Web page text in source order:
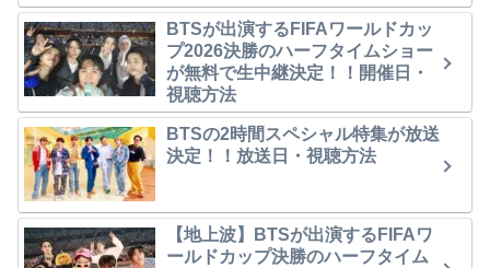
BTSが出演するFIFAワールドカッ
プ2026決勝のハーフタイムショー
が無料で生中継決定！！開催日・
視聴方法
BTSの2時間スペシャル特集が放送
決定！！放送日・視聴方法
【地上波】BTSが出演するFIFAワ
ールドカップ決勝のハーフタイム